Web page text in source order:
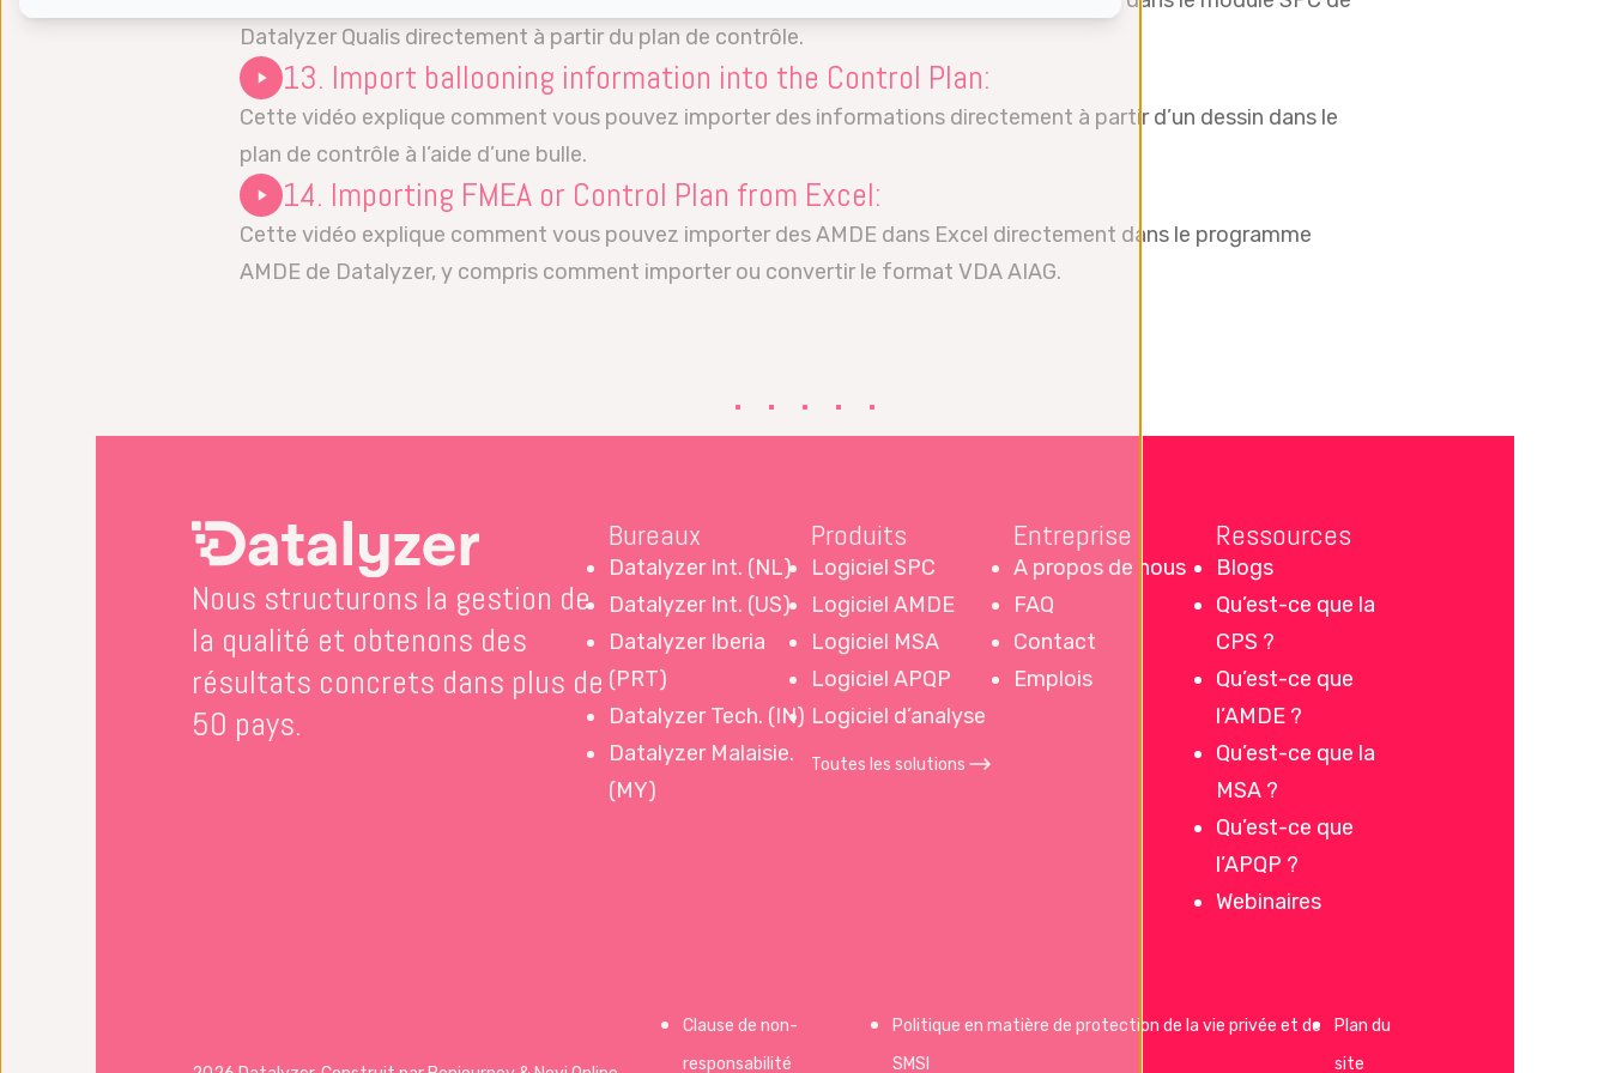
Datalyzer Qualis directement à partir du plan de contrôle.
13. Import ballooning information into the Control Plan:
Cette vidéo explique comment vous pouvez importer des informations directement à partir d’un dessin dans le
plan de contrôle à l’aide d’une bulle.
14. Importing FMEA or Control Plan from Excel:
Cette vidéo explique comment vous pouvez importer des AMDE dans Excel directement dans le programme
AMDE de Datalyzer, y compris comment importer ou convertir le format VDA AIAG.
Nous structurons la gestion de
la qualité et obtenons des
résultats concrets dans plus de
50 pays.
Bureaux
Datalyzer Int. (NL)
Datalyzer Int. (US)
Datalyzer Iberia
(PRT)
Datalyzer Tech. (IN)
Datalyzer Malaisie.
(MY)
Produits
Logiciel SPC
Logiciel AMDE
Logiciel MSA
Logiciel APQP
Logiciel d’analyse
Toutes les solutions
Entreprise
A propos de nous
FAQ
Contact
Emplois
Ressources
Blogs
Qu’est-ce que la
CPS ?
Qu’est-ce que
l’AMDE ?
Qu’est-ce que la
MSA ?
Qu’est-ce que
l’APQP ?
Webinaires
Clause de non-
responsabilité
Politique en matière de protection de la vie privée et de
SMSI
Plan du
site